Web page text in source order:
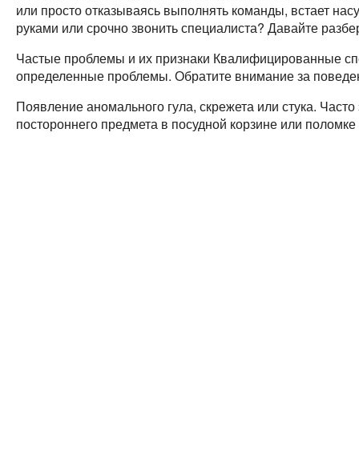
или просто отказываясь выполнять команды, встает
руками или срочно звонить специалиста? Давайте
Частые проблемы и их признаки Квалифицированные
определенные проблемы. Обратите внимание за
Появление аномального гула, скрежета или стука.
постороннего предмета в посудной корзине или